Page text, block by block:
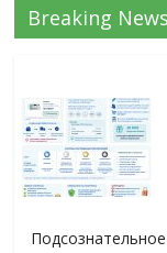
Breaking News